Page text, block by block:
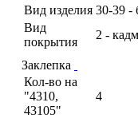
Вид изделия 30-39 -
Вид
покрытия
2 -
Заклепка
Кол-во на
"4310,
43105"
4